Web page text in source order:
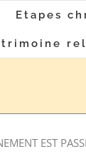
Etapes
EST